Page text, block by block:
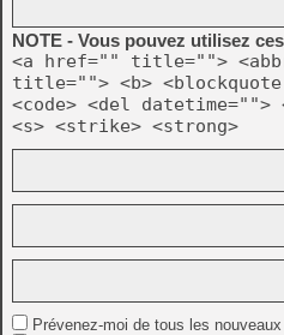
NOTE - Vous pouvez utilisez
<a href="" title="">
title=""> <b>
<code> <del
<s> <strike> <strong>
Prévenez-moi de tous les